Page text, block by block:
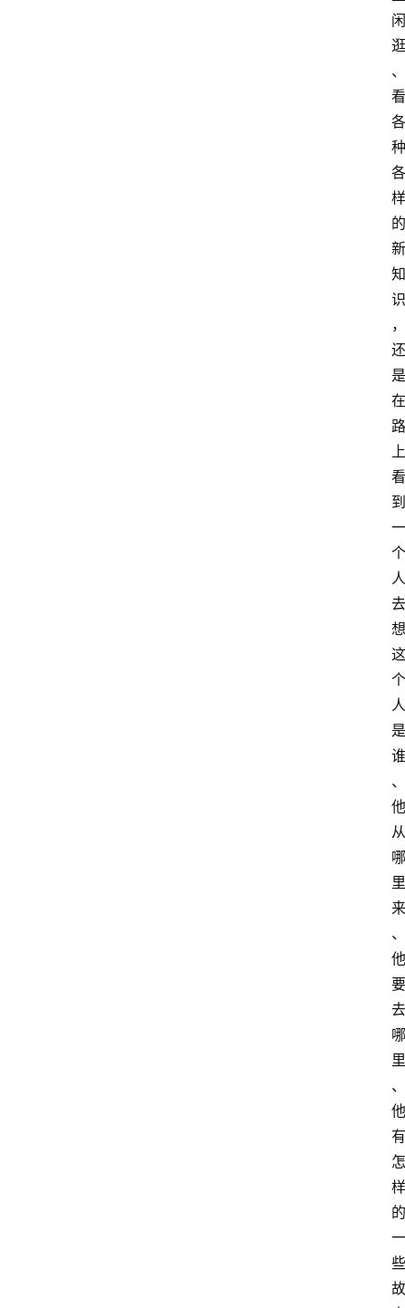
闲
逛
、
看
各
种
各
样
的
新
知
识
，
还
是
在
路
上
看
到
一
个
人
去
想
这
个
人
是
谁
、
他
从
哪
里
来
、
他
要
去
哪
里
、
他
有
怎
样
的
一
些
故